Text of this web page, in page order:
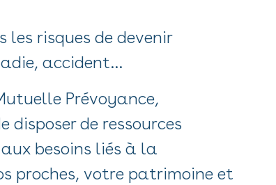
les risques de devenir
accident…
Prévoyance,
disposer de ressources
besoins liés à la
proches, votre patrimoine et